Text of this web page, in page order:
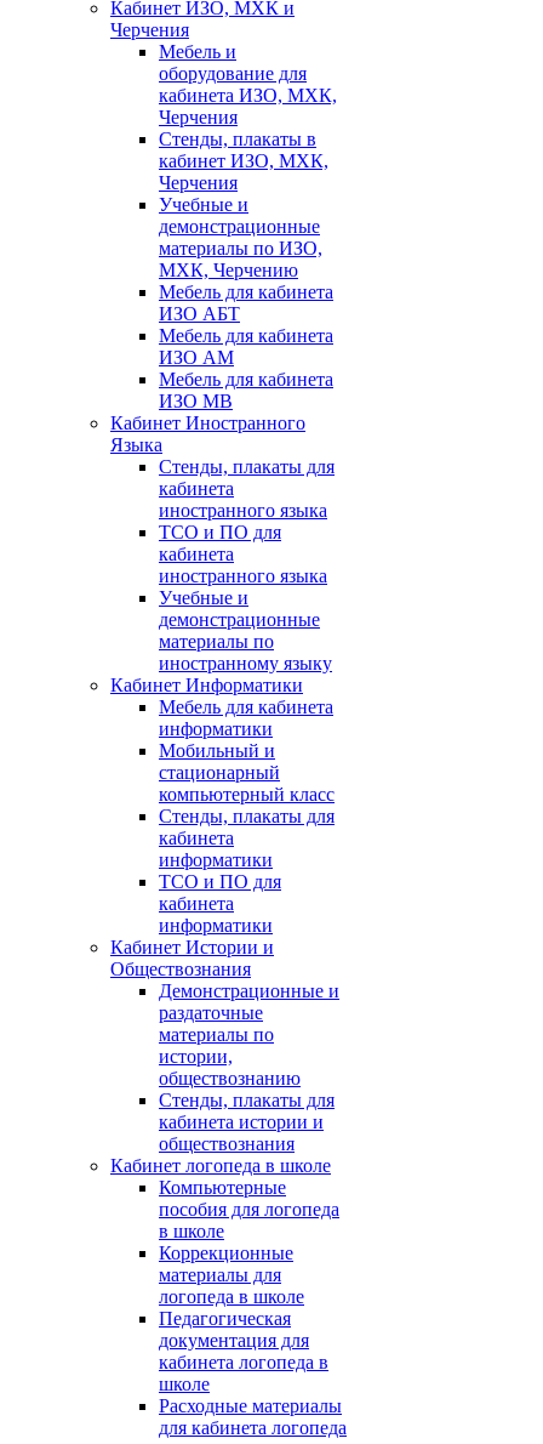
Кабинет ИЗО, МХК и
Черчения
Мебель и
оборудование для
кабинета ИЗО, МХК,
Черчения
Стенды, плакаты в
кабинет ИЗО, МХК,
Черчения
Учебные и
демонстрационные
материалы по ИЗО,
МХК, Черчению
Мебель для кабинета
ИЗО АБТ
Мебель для кабинета
ИЗО АМ
Мебель для кабинета
ИЗО МВ
Кабинет Иностранного
Языка
Стенды, плакаты для
кабинета
иностранного языка
ТСО и ПО для
кабинета
иностранного языка
Учебные и
демонстрационные
материалы по
иностранному языку
Кабинет Информатики
Мебель для кабинета
информатики
Мобильный и
стационарный
компьютерный класс
Стенды, плакаты для
кабинета
информатики
ТСО и ПО для
кабинета
информатики
Кабинет Истории и
Обществознания
Демонстрационные и
раздаточные
материалы по
истории,
обществознанию
Стенды, плакаты для
кабинета истории и
обществознания
Кабинет логопеда в школе
Компьютерные
пособия для логопеда
в школе
Коррекционные
материалы для
логопеда в школе
Педагогическая
документация для
кабинета логопеда в
школе
Расходные материалы
для кабинета логопеда